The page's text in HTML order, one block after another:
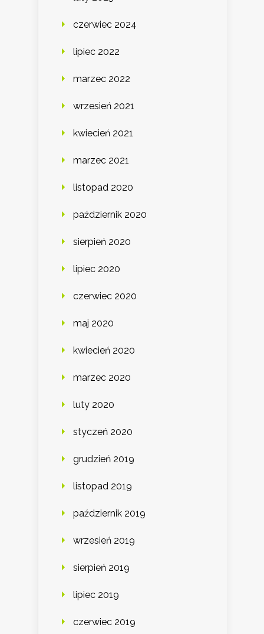
czerwiec 2024
lipiec 2022
marzec 2022
wrzesień 2021
kwiecień 2021
marzec 2021
listopad 2020
październik 2020
sierpień 2020
lipiec 2020
czerwiec 2020
maj 2020
kwiecień 2020
marzec 2020
luty 2020
styczeń 2020
grudzień 2019
listopad 2019
październik 2019
wrzesień 2019
sierpień 2019
lipiec 2019
czerwiec 2019